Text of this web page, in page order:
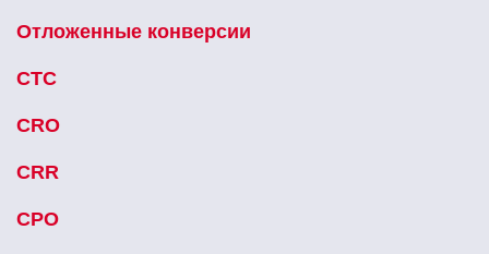
Отложенные конверсии
CTC
CRO
CRR
CPO